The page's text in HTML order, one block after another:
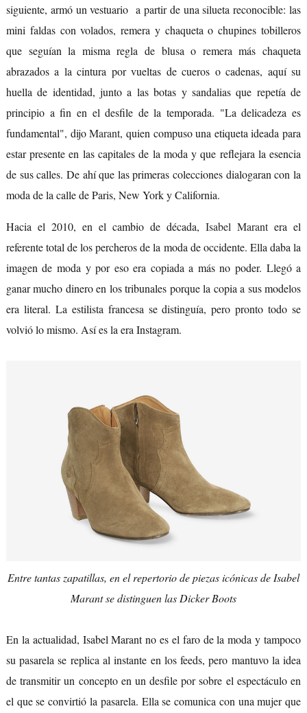
siguiente, armó un vestuario a partir de una silueta reconocible: las
mini faldas con volados, remera y chaqueta o chupines tobilleros
que seguían la misma regla de blusa o remera más chaqueta
abrazados a la cintura por vueltas de cueros o cadenas, aquí su
huella de identidad, junto a las botas y sandalias que repetía de
principio a fin en el desfile de la temporada. "La delicadeza es
fundamental", dijoMarant, quien compuso una etiqueta ideada para
estar presente en las capitales de la moda y que reflejara la esencia
de sus calles. De ahí que las primeras colecciones dialogaran con la
moda de la calle de Paris, New York y California.
Hacia el 2010, en el cambio de década,Isabel Marantera el
referente total de los percheros de la moda de occidente. Ella daba la
imagen de moda y por eso era copiada a más no poder. Llegó a
ganar mucho dinero en los tribunales porque la copia a sus modelos
era literal. La estilista francesa se distinguía, pero pronto todo se
volvió lo mismo. Así es la era Instagram.
Entre tantas zapatillas, en el repertorio de piezas icónicas de Isabel
Marant se distinguen las Dicker Boots
En la actualidad, Isabel Marant no es el faro de la moda y tampoco
su pasarela se replica al instante en los feeds, pero mantuvo la idea
de transmitir un concepto en un desfile por sobre el espectáculo en
el que se convirtió la pasarela. Ella se comunica con una mujer que